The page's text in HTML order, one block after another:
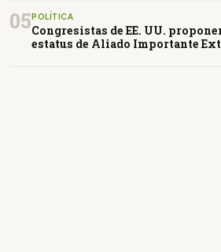
05POLÍTICA
Congresistas de EE. UU.
estatus de Aliado Importante